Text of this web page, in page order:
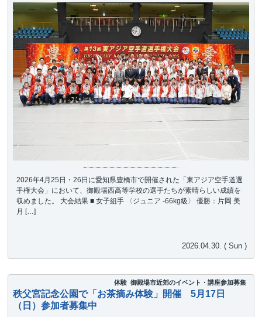
2026年4月25日・26日に愛知県豊橋市で開催された「東アジア空手道選
手権大会」において、御殿場西高等学校の選手たちが素晴らしい成績を
収めました。 大会結果 ■ 女子組手 〈ジュニア -66kg級〉 優勝：片岡 美
月 […]
2026.04.30. ( Sun )
体験 御殿場市近郊のイベント・講座参加募集
秩父宮記念公園で「お茶摘み体験」開催 5月17日
（日）参加者募集中